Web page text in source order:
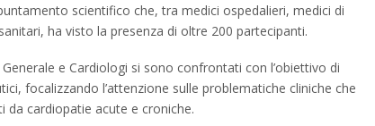
scientifico che, tra medici ospedalieri, medici di
ha visto la presenza di oltre 200 partecipanti.
e Cardiologi si sono confrontati con l’obiettivo di
focalizzando l’attenzione sulle problematiche cliniche che
cardiopatie acute e croniche.